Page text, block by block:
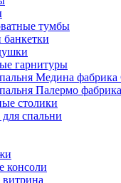
тумбы
гарнитуры
Медина фабрика
Палермо
столики
спальни
консоли